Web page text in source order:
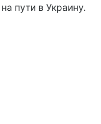
пути в Украину.